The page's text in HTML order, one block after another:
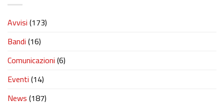
Avvisi (173)
Bandi (16)
Comunicazioni (6)
Eventi (14)
News (187)